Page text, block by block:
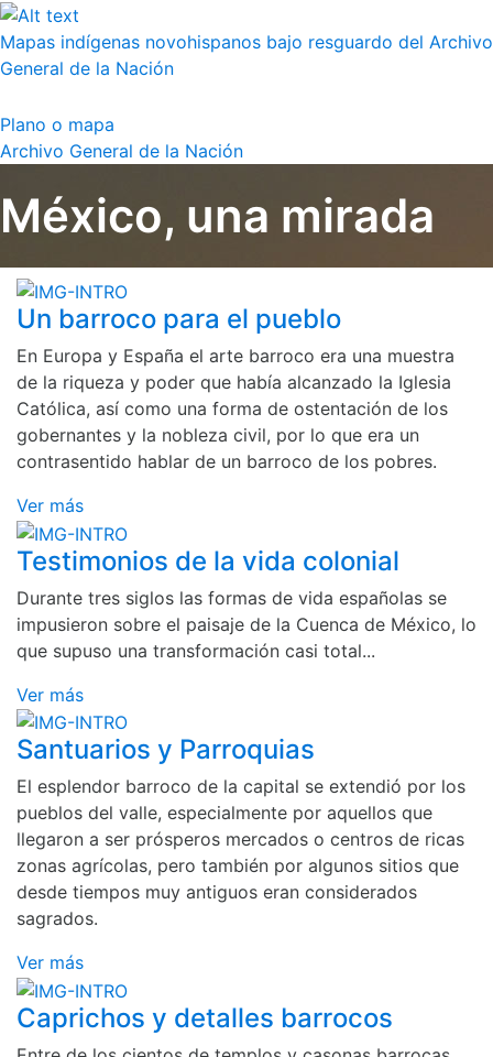
Mapas indígenas novohispanos bajo resguardo del Archivo
General de la Nación
Plano o mapa
Archivo General de la Nación
México, una mirada
Un barroco para el pueblo
En Europa y España el arte barroco era una muestra
de la riqueza y poder que había alcanzado la Iglesia
Católica, así como una forma de ostentación de los
gobernantes y la nobleza civil, por lo que era un
contrasentido hablar de un barroco de los pobres.
Ver más
Testimonios de la vida colonial
Durante tres siglos las formas de vida españolas se
impusieron sobre el paisaje de la Cuenca de México, lo
que supuso una transformación casi total...
Ver más
Santuarios y Parroquias
El esplendor barroco de la capital se extendió por los
pueblos del valle, especialmente por aquellos que
llegaron a ser prósperos mercados o centros de ricas
zonas agrícolas, pero también por algunos sitios que
desde tiempos muy antiguos eran considerados
sagrados.
Ver más
Caprichos y detalles barrocos